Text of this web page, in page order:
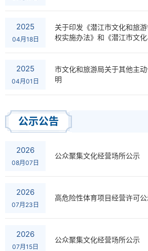
2025
04月18日
关于印发《潜江市文化和旅
权实施办法》和《潜江市文
2025
04月01日
市文化和旅游局关于其他主
明
公示公告
2026
08月07日
公众聚集文化经营场所公示
2026
07月23日
高危险性体育项目经营许可
2026
07月15日
公众聚集文化经营场所公示